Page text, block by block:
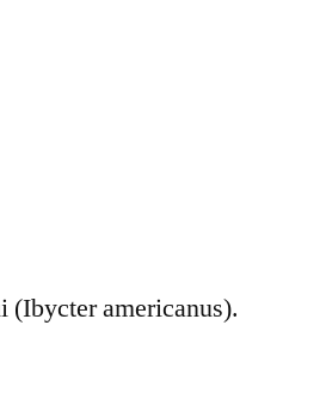
(Ibycter americanus).